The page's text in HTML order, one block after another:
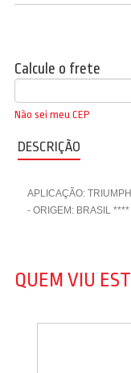
Calcule o frete
Não sei meu CEP
DESCRIÇÃO
APLICAÇÃO:
- ORIGEM: BRASIL
QUEM VIU